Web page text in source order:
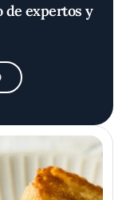
de expertos y